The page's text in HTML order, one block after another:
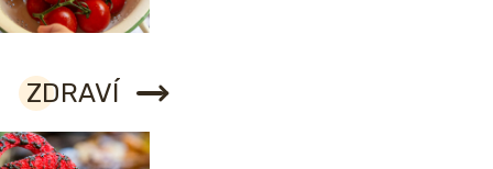
ZDRAVÍ